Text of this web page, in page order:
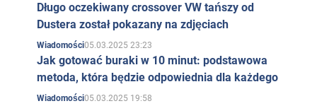
Długo oczekiwany crossover VW tańszy od
Dustera został pokazany na zdjęciach
Wiadomości05.03.2025 23:23
Jak gotować buraki w 10 minut: podstawowa
metoda, która będzie odpowiednia dla każdego
Wiadomości05.03.2025 19:58